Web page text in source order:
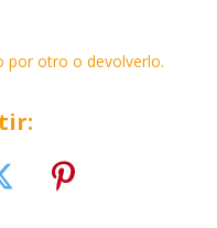
por otro o devolverlo.